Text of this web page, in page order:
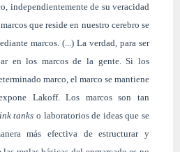
independientemente de su veracidad
que reside en nuestro cerebro se
marcos. (...) La verdad, para ser
en los marcos de la gente. Si los
marco, el marco se mantiene
Lakoff. Los marcos son tan
tanks o laboratorios de ideas que se
más efectiva de estructurar y